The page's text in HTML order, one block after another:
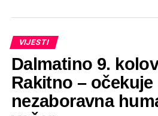
VIJESTI
Dalmatino 9.
Rakitno –
nezaboravna